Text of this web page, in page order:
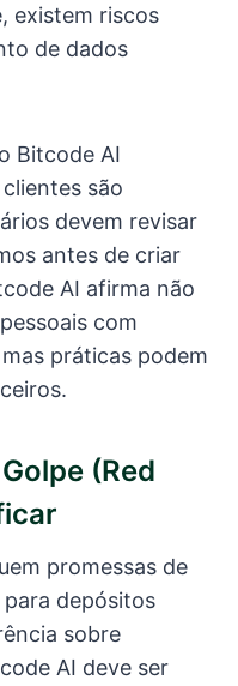
existem riscos
de dados
Bitcode AI
são
devem revisar
antes de criar
AI afirma não
com
práticas podem
(red
promessas de
depósitos
sobre
AI deve ser